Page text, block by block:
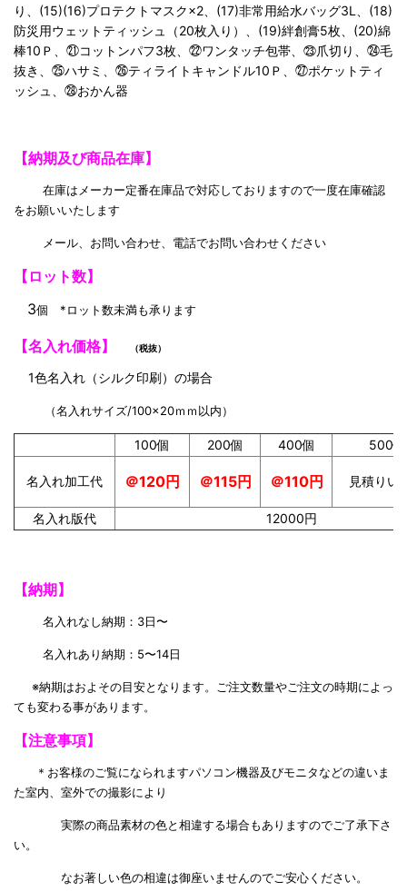
り、(15)(16)プロテクトマスク×2、(17)非常用給水バッグ3L、(18)
防災用ウェットティッシュ（20枚入り）、(19)絆創膏5枚、(20)綿
棒10Ｐ、㉑コットンパフ3枚、㉒ワンタッチ包帯、㉓爪切り、㉔毛
抜き、㉕ハサミ、㉖ティライトキャンドル10Ｐ、㉗ポケットティ
ッシュ、㉘おかん器
【納期及び商品在庫】
在庫はメーカー定番在庫品で対応しておりますので一度在庫確認
をお願いいたします
メール、お問い合わせ、電話でお問い合わせください
【ロット数】
3個 *ロット数未満も承ります
【名入れ価格】 （税抜）
1色名入れ（シルク印刷）の場合
（名入れサイズ/100×20ｍｍ以内）
100個 200個 400個 500
名入れ加工代 ＠120円 ＠115円 ＠110円 見積りい
名入れ版代 12000円
【納期】
名入れなし納期：3日〜
名入れあり納期：5〜14日
※納期はおよその目安となります。ご注文数量やご注文の時期によっ
ても変わる事があります。
【注意事項】
＊お客様のご覧になられますパソコン機器及びモニタなどの違いま
た室内、室外での撮影により
実際の商品素材の色と相違する場合もありますのでご了承下さ
い。
なお著しい色の相違は御座いませんのでご安心ください。